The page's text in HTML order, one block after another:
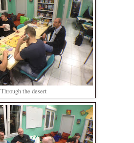
Through the desert